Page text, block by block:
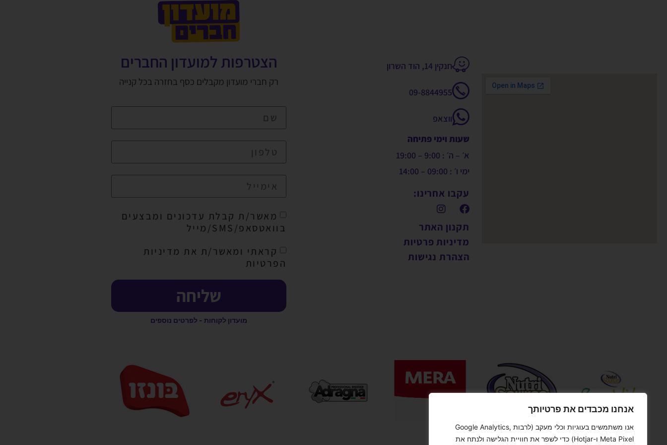
אנחנו מכבדים את פרטיותך
אנו משתמשים בעוגיות וכלי מעקב (לרבות Google Analytics,
Meta Pixel ו-Hotjar) כדי לשפר את חוויית הגלישה ולנתח את
חנקין 14, הוד השרון
09-8844955
ווצאפ
שעות וימי פתיחה
א׳ – ה׳ : 9:00 – 19:00
ימי ו׳ : 09:00 – 14:00
עקבו אחרינו:
תקנון האתר
מדיניות פרטיות
הצהרת נגישות
הצטרפות למועדון החברים
רק חברי מועדון מקבלים כסף בחזרה בכל קנייה
מאשר/ת קבלת עדכונים ומבצעים
בוואטסאפ/SMS/מייל
קראתי ומאשר/ת את מדיניות
הפרטיות
שליחה
מועדון לקוחות - לפרטים נוספים